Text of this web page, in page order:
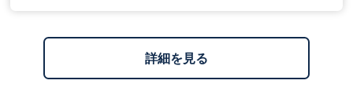
詳細を見る